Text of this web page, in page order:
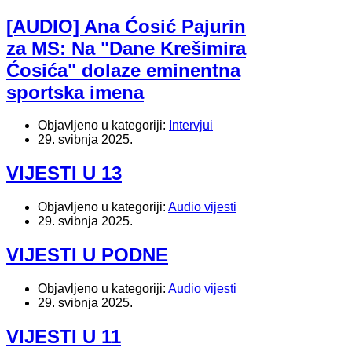
[AUDIO] Ana Ćosić Pajurin
za MS: Na "Dane Krešimira
Ćosića" dolaze eminentna
sportska imena
Objavljeno u kategoriji: Intervjui
29. svibnja 2025.
VIJESTI U 13
Objavljeno u kategoriji: Audio vijesti
29. svibnja 2025.
VIJESTI U PODNE
Objavljeno u kategoriji: Audio vijesti
29. svibnja 2025.
VIJESTI U 11